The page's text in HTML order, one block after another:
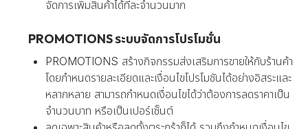
จัดการเพิ่มสินค้าได้ทีละจำนวนมาก
PROMOTIONS ระบบจัดการโปรโมชั่น
PROMOTIONS สร้างกิจกรรมส่งเสริมการขายให้กับร้านค้า
โดยกำหนดรายละเอียดและเงื่อนไขโปรโมชันได้อย่างอิสระและ
หลากหลาย สามารถกำหนดเงื่อนไขได้ว่าต้องการลดราคาเป็น
จำนวนบาท หรือเป็นเปอร์เซ็นต์